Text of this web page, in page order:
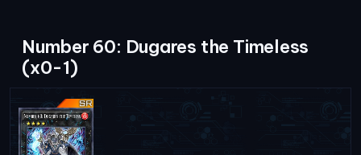
Number 60: Dugares the Timeless
(x0-1)